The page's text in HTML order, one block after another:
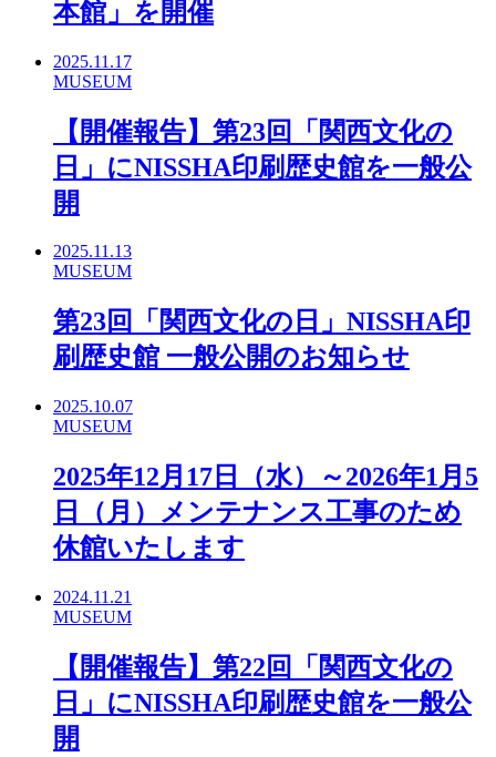
本館」を開催
2025.11.17
MUSEUM
【開催報告】第23回「関西文化の
日」にNISSHA印刷歴史館を一般公
開
2025.11.13
MUSEUM
第23回「関西文化の日」NISSHA印
刷歴史館 一般公開のお知らせ
2025.10.07
MUSEUM
2025年12月17日（水）～2026年1月5
日（月）メンテナンス工事のため
休館いたします
2024.11.21
MUSEUM
【開催報告】第22回「関西文化の
日」にNISSHA印刷歴史館を一般公
開